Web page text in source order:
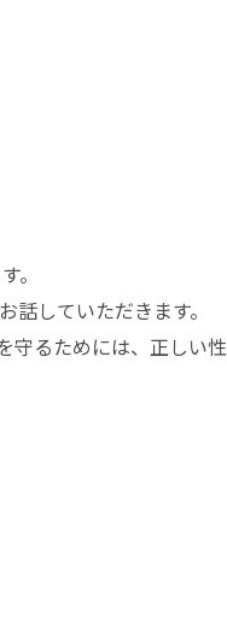
。
していただきます。
るためには、正しい